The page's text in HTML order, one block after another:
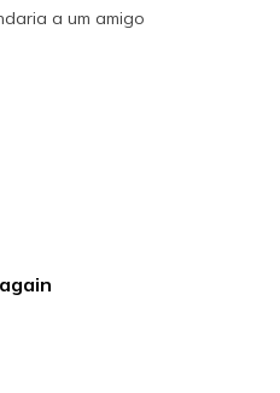
Into Shoes
a um amigo